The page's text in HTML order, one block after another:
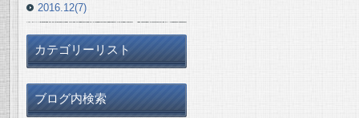
2016.12(7)
カテゴリーリスト
ブログ内検索